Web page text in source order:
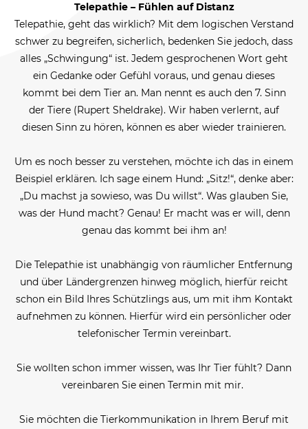
Telepathie – Fühlen auf Distanz
Telepathie, geht das wirklich? Mit dem logischen Verstand
schwer zu begreifen, sicherlich, bedenken Sie jedoch, dass
alles „Schwingung“ ist. Jedem gesprochenen Wort geht
ein Gedanke oder Gefühl voraus, und genau dieses
kommt bei dem Tier an. Man nennt es auch den 7. Sinn
der Tiere (Rupert Sheldrake). Wir haben verlernt, auf
diesen Sinn zu hören, können es aber wieder trainieren.
Um es noch besser zu verstehen, möchte ich das in einem
Beispiel erklären. Ich sage einem Hund: „Sitz!“, denke aber:
„Du machst ja sowieso, was Du willst“. Was glauben Sie,
was der Hund macht? Genau! Er macht was er will, denn
genau das kommt bei ihm an!
Die Telepathie ist unabhängig von räumlicher Entfernung
und über Ländergrenzen hinweg möglich, hierfür reicht
schon ein Bild Ihres Schützlings aus, um mit ihm Kontakt
aufnehmen zu können. Hierfür wird ein persönlicher oder
telefonischer Termin vereinbart.
Sie wollten schon immer wissen, was Ihr Tier fühlt? Dann
vereinbaren Sie einen Termin mit mir.
Sie möchten die Tierkommunikation in Ihrem Beruf mit